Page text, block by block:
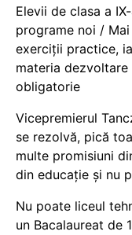
Elevii de clasa a
programe noi /
exerciții practice,
materia
obligatorie
Vicepremierul
se rezolvă, pică
multe promisiuni
din educație și nu
Nu poate liceul
un Bacalaureat de